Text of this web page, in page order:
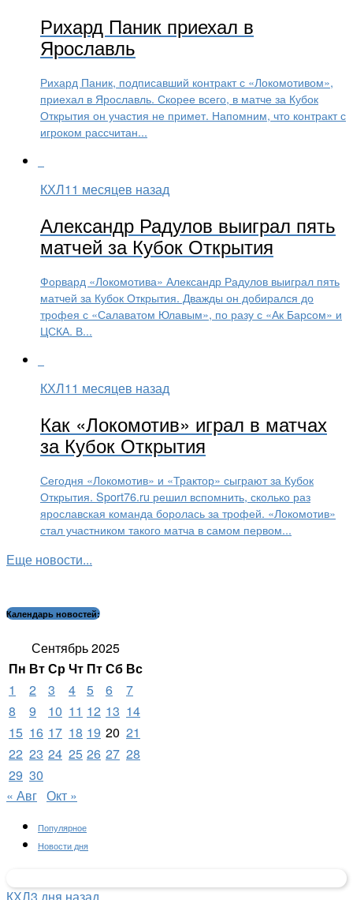
Рихард Паник приехал в
Ярославль
Рихард Паник, подписавший контракт с «Локомотивом»,
приехал в Ярославль. Скорее всего, в матче за Кубок
Открытия он участия не примет. Напомним, что контракт с
игроком рассчитан...
КХЛ11 месяцев назад
Александр Радулов выиграл пять
матчей за Кубок Открытия
Форвард «Локомотива» Александр Радулов выиграл пять
матчей за Кубок Открытия. Дважды он добирался до
трофея с «Салаватом Юлавым», по разу с «Ак Барсом» и
ЦСКА. В...
КХЛ11 месяцев назад
Как «Локомотив» играл в матчах
за Кубок Открытия
Сегодня «Локомотив» и «Трактор» сыграют за Кубок
Открытия. Sport76.ru решил вспомнить, сколько раз
ярославская команда боролась за трофей. «Локомотив»
стал участником такого матча в самом первом...
Еще новости...
Календарь новостей:
Сентябрь 2025
Пн ВтСрЧт ПтСб Вс
1
2 3 4 5 6
7
8
9 10 11 12 13 14
15 16 17 18 19 20 21
22 23 24 25 26 27 28
29 30
« Авг Окт »
Популярное
Новости дня
КХЛ3 дня назад